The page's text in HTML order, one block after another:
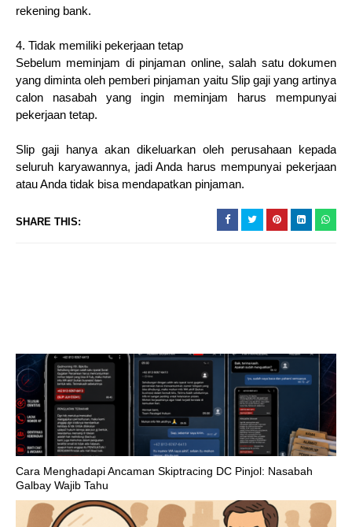
rekening bank.
4. Tidak memiliki pekerjaan tetap
Sebelum meminjam di pinjaman online, salah satu dokumen
yang diminta oleh pemberi pinjaman yaitu Slip gaji yang artinya
calon nasabah yang ingin meminjam harus mempunyai
pekerjaan tetap.
Slip gaji hanya akan dikeluarkan oleh perusahaan kepada
seluruh karyawannya, jadi Anda harus mempunyai pekerjaan
atau Anda tidak bisa mendapatkan pinjaman.
SHARE THIS:
Cara Menghadapi Ancaman Skiptracing DC Pinjol: Nasabah
Galbay Wajib Tahu